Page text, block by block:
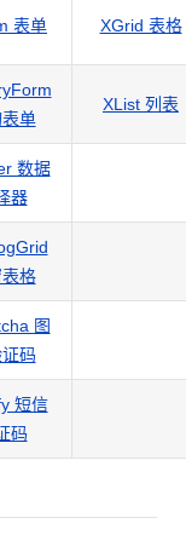
表单 XGrid 表格
单
XList 列表
数据
器
格
图
码
短信
码